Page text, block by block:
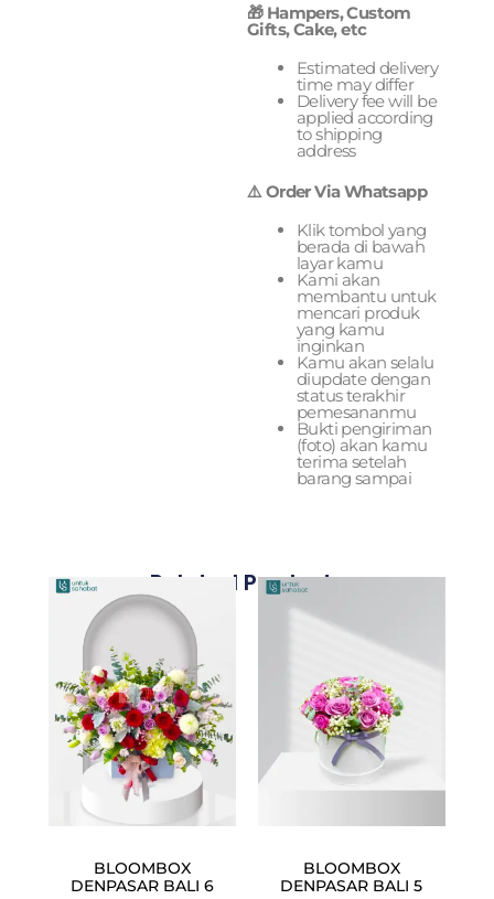
🎁 Hampers, Custom
Gifts, Cake, etc
Estimated delivery
time may differ
Delivery fee will be
applied according
to shipping
address
⚠️ Order Via Whatsapp
Klik tombol yang
berada di bawah
layar kamu
Kami akan
membantu untuk
mencari produk
yang kamu
inginkan
Kamu akan selalu
diupdate dengan
status terakhir
pemesananmu
Bukti pengiriman
(foto) akan kamu
terima setelah
barang sampai
Related Products
BLOOMBOX
DENPASAR BALI 6
BLOOMBOX
DENPASAR BALI 5